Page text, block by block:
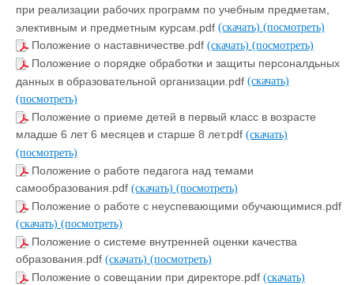
при реализации рабочих программ по учебным предметам,
элективным и предметным курсам.pdf (скачать) (посмотреть)
Положение о наставничестве.pdf (скачать) (посмотреть)
Положение о порядке обработки и защиты персоналдьных
данных в образовательной организации.pdf (скачать)
(посмотреть)
Положение о приеме детей в первый класс в возрасте
младше 6 лет 6 месяцев и старше 8 лет.pdf (скачать)
(посмотреть)
Положение о работе педагога над темами
самообразования.pdf (скачать) (посмотреть)
Положение о работе с неуспевающими обучающимися.pdf
(скачать) (посмотреть)
Положение о системе внутренней оценки качества
образования.pdf (скачать) (посмотреть)
Положение о совещании при директоре.pdf (скачать)